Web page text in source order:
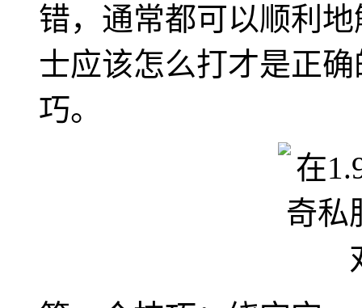
错，通常都可以顺利
士应该怎么打才是正
巧。